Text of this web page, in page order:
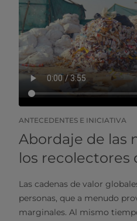
ANTECEDENTES E INICIATIVA
Abordaje de las
los recolectores
Las cadenas de valor
personas, que a menudo
marginales. Al mismo